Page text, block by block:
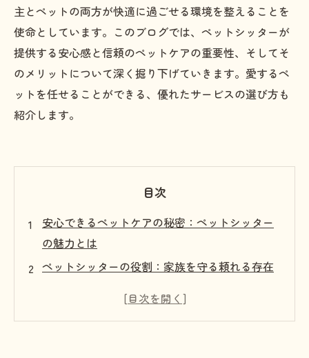
主とペットの両方が快適に過ごせる環境を整えることを
使命としています。このブログでは、ペットシッターが
提供する安心感と信頼のペットケアの重要性、そしてそ
のメリットについて深く掘り下げていきます。愛するペ
ットを任せることができる、優れたサービスの選び方も
紹介します。
目次
安心できるペットケアの秘密：ペットシッター
の魅力とは
ペットシッターの役割：家族を守る頼れる存在
外出や旅行中の心配を解消！プロのケアの力